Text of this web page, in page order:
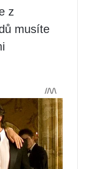
z
musíte